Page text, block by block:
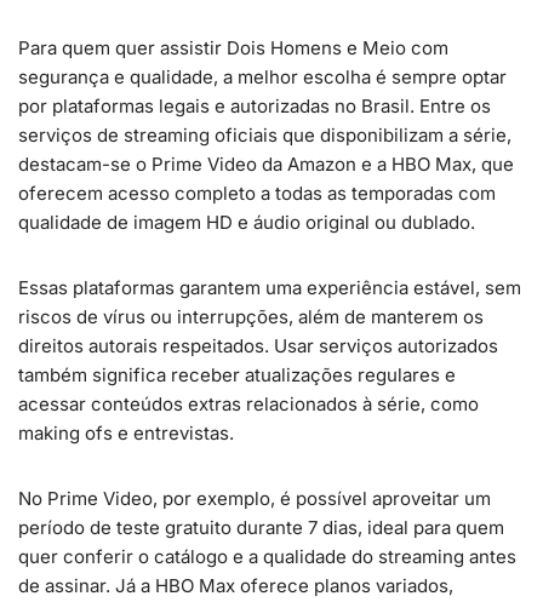
Para quem quer assistir Dois Homens e Meio com
segurança e qualidade, a melhor escolha é sempre optar
por plataformas legais e autorizadas no Brasil. Entre os
serviços de streaming oficiais que disponibilizam a série,
destacam-se o Prime Video da Amazon e a HBO Max, que
oferecem acesso completo a todas as temporadas com
qualidade de imagem HD e áudio original ou dublado.
Essas plataformas garantem uma experiência estável, sem
riscos de vírus ou interrupções, além de manterem os
direitos autorais respeitados. Usar serviços autorizados
também significa receber atualizações regulares e
acessar conteúdos extras relacionados à série, como
making ofs e entrevistas.
No Prime Video, por exemplo, é possível aproveitar um
período de teste gratuito durante 7 dias, ideal para quem
quer conferir o catálogo e a qualidade do streaming antes
de assinar. Já a HBO Max oferece planos variados,